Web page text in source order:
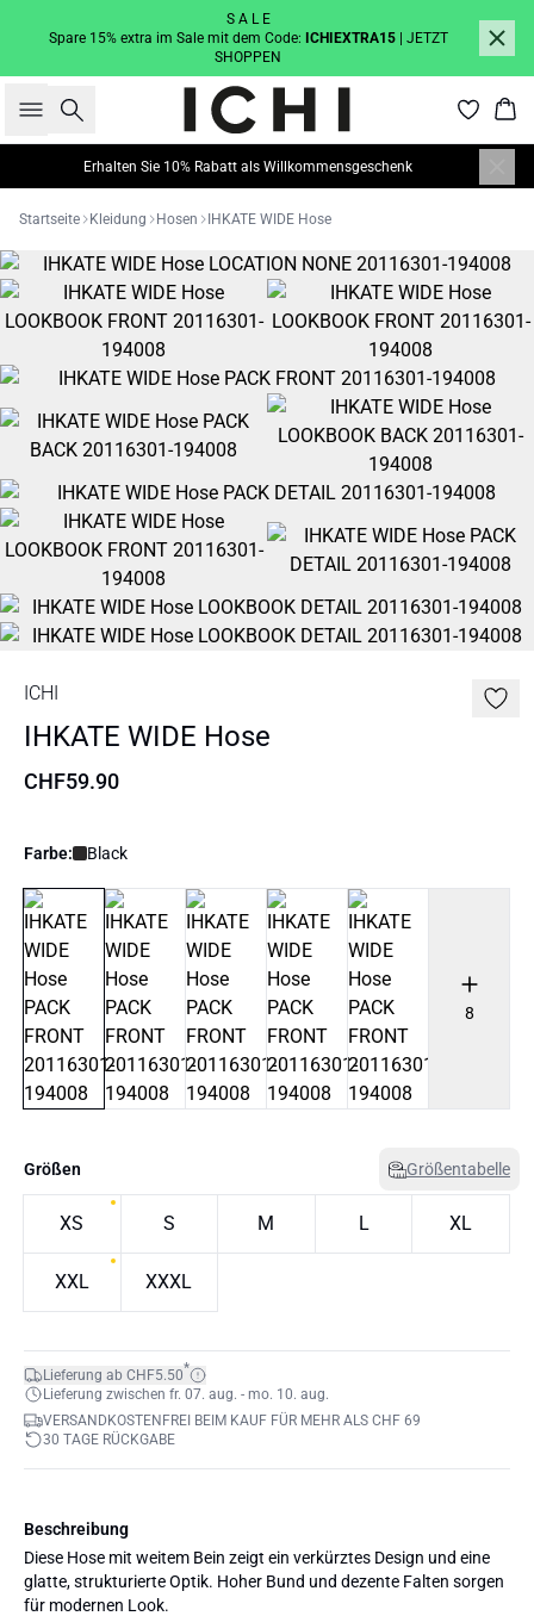
S A L E
Spare 15% extra im Sale mit dem Code: ICHIEXTRA15
| JETZT
SHOPPEN
Suche
Erhalten Sie 10% Rabatt als Willkommensgeschenk
Startseite Kleidung Hosen IHKATE WIDE Hose
ICHI
IHKATE WIDE Hose
CHF59.90
Farbe: Black
8
Größen Größentabelle
XS S M L XL
XXL XXXL
Lieferung ab CHF5.50*
Lieferung zwischen fr. 07. aug. - mo. 10. aug.
VERSANDKOSTENFREI BEIM KAUF FÜR MEHR ALS CHF 69
30 TAGE RÜCKGABE
Beschreibung
Diese Hose mit weitem Bein zeigt ein verkürztes Design und eine
glatte, strukturierte Optik. Hoher Bund und dezente Falten sorgen
für modernen Look.